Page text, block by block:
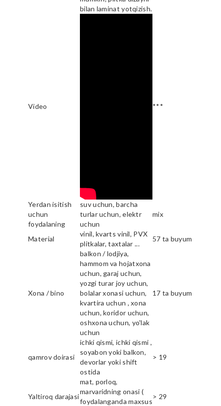
bilan laminat yotqizish.
Video ***
Yerdan isitish
uchun
foydalaning
suv uchun, barcha
turlar uchun, elektr
uchun
mix
Material
vinil, kvarts vinil, PVX
plitkalar, taxtalar ...
57 ta buyum
Xona / bino
balkon / lodjiya,
hammom va hojatxona
uchun, garaj uchun,
yozgi turar joy uchun,
bolalar xonasi uchun,
kvartira uchun , xona
uchun, koridor uchun,
oshxona uchun, yo'lak
uchun
17 ta buyum
qamrov doirasi
ichki qismi, ichki qismi ,
soyabon yoki balkon,
devorlar yoki shift
ostida
> 19
Yaltiroq darajasi
mat, porloq,
marvaridning onasi (
foydalanganda maxsus
> 29